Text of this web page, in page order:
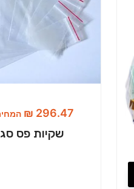
₪ 296.47
שקיות פס סגור